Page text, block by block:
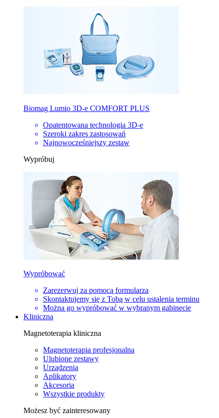
Biomag Lumio 3D-e COMFORT PLUS
Opatentowana technologia 3D-e
Szeroki zakres zastosowań
Najnowocześniejszy zestaw
Wypróbuj
Wypróbować
Zarezerwuj za pomocą formularza
Skontaktujemy się z Tobą w celu ustalenia terminu
Można go wypróbować w wybranym gabinecie
Kliniczna
Magnetoterapia kliniczna
Magnetoterapia profesjonalna
Ulubione zestawy
Urządzenia
Aplikatory
Akcesoria
Wszystkie produkty
Możesz być zainteresowany